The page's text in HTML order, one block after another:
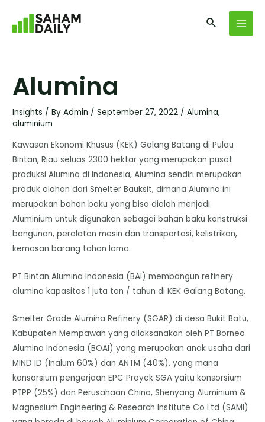
Alumina
Insights / ByAdmin /September 27, 2022 /Alumina,
aluminium
Kawasan Ekonomi Khusus (KEK) Galang Batang di Pulau
Bintan, Riau seluas 2300 hektar yang merupakan pusat
produksi Alumina di Indonesia, Alumina sendiri merupakan
produk olahan dari Smelter Bauksit, dimana Alumina ini
merupakan bahan baku yang bisa diolah menjadi
Aluminium untuk digunakan sebagai bahan baku konstruksi
bangunan, peralatan mesin dan transportasi, kelistrikan,
kemasan barang tahan lama.
PT Bintan Alumina Indonesia (BAI) membangun refinery
alumina kapasitas 1 juta ton / tahun di KEK Galang Batang.
Smelter Grade Alumina Refinery (SGAR) di desa Bukit Batu,
Kabupaten Mempawah yang dilaksanakan oleh PT Borneo
Alumina Indonesia (BOAI) yang merupakan anak usaha dari
MIND ID (Inalum 60%) dan ANTM (40%), yang mana
konsorsium pengerjaan EPC Proyek SGA yaitu konsorsium
PTPP (25%) dan Perusahaan China, Shenyang Aluminium &
Magnesium Engineering & Research Institute Co Ltd (SAMI)